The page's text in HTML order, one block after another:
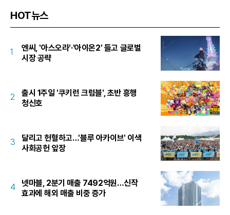
HOT뉴스
1
엔씨, '아스오라'·'아이온2' 들고 글로벌
시장 공략
2
출시 1주일 '쿠키런 크럼블', 초반 흥행
청신호
3
달리고 헌혈하고…'블루 아카이브' 이색
사회공헌 앞장
4
넷마블, 2분기 매출 7492억원…신작
효과에 해외 매출 비중 증가